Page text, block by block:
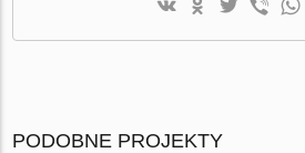
PODOBNE PROJEKTY